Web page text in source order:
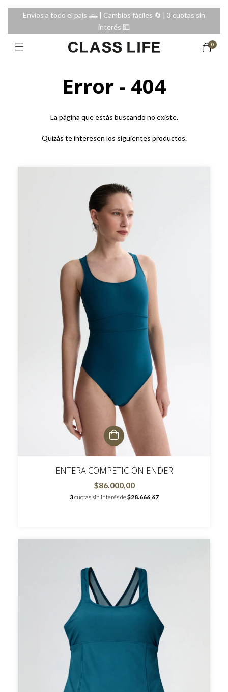
Envíos a todo el país 🛻 | Cambios fáciles 🔄️ | 3 cuotas sin
interés 💵
0
Error - 404
La página que estás buscando no existe.
Quizás te interesen los siguientes productos.
ENTERA COMPETICIÓN ENDER
$86.000,00
3cuotas sin interés de$28.666,67